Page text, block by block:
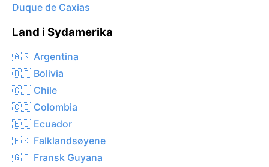
Duque de Caxias
Land i Sydamerika
🇦🇷 Argentina
🇧🇴 Bolivia
🇨🇱 Chile
🇨🇴 Colombia
🇪🇨 Ecuador
🇫🇰 Falklandsøyene
🇬🇫 Fransk Guyana